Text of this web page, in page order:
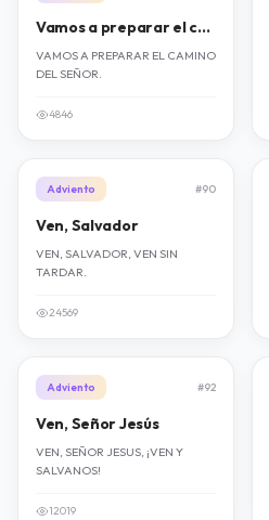
Vamos a preparar el camino
VAMOS A PREPARAR EL CAMINO
DEL SEÑOR.
4846
Adviento #90
Ven, Salvador
VEN, SALVADOR, VEN SIN
TARDAR.
24569
Adviento #92
Ven, Señor Jesús
VEN, SEÑOR JESUS, ¡VEN Y
SALVANOS!
12019